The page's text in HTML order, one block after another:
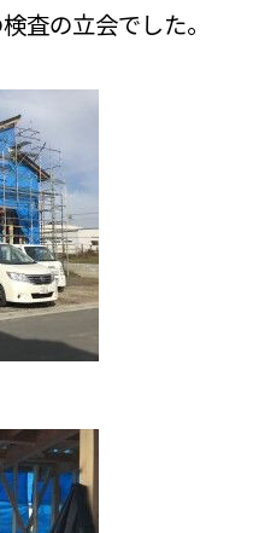
査の立会でした。